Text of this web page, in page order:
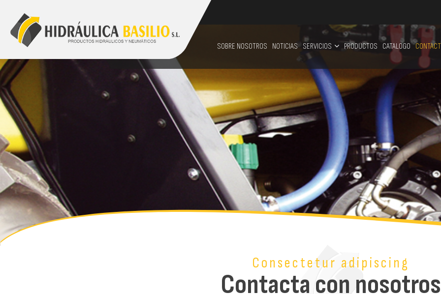
928 48 89 99
SOBRE NOSOTROS NOTICIAS SERVICIOS PRODUCTOS CATALOGO
Consectetur adipiscing
Contacta con nosotros